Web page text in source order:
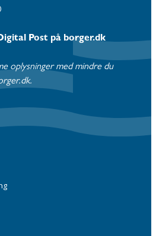
Post på borger.dk
oplysninger med mindre du